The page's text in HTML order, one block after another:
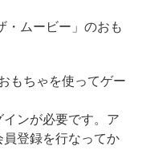
・ムービー」のおも
もちゃを使ってゲー
ンが必要です。ア
登録を行なってか